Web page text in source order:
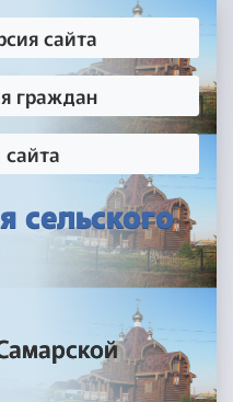
сельского
сайта
граждан